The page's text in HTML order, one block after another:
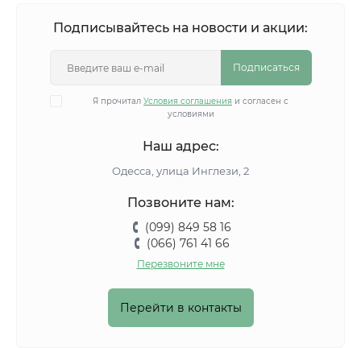
Подписывайтесь на новости и акции:
Подписаться
Я прочитал Условия соглашения и согласен с
условиями
Наш адрес:
Одесса, улица Инглези, 2
Позвоните нам:
(099) 849 58 16
(066) 761 41 66
Перезвоните мне
Перейти в контакты